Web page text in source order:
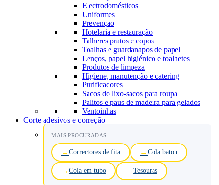
Electrodomésticos
Uniformes
Prevenção
Hotelaria e restauração
Talheres pratos e copos
Toalhas e guardanapos de papel
Lenços, papel higiénico e toalhetes
Produtos de limpeza
Higiene, manutenção e catering
Purificadores
Sacos do lixo-sacos para roupa
Palitos e paus de madeira para gelados
Ventoinhas
Corte adesivos e correção
MAIS PROCURADAS
Correctores de fita Cola baton
Cola em tubo Tesouras